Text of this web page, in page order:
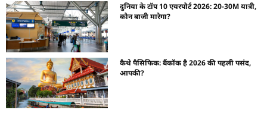
दुनिया के टॉप 10 एयरपोर्ट 2026: 20-30M यात्री,
कौन बाजी मारेगा?
कैथे पैसिफिक: बैंकॉक है 2026 की पहली पसंद,
आपकी?